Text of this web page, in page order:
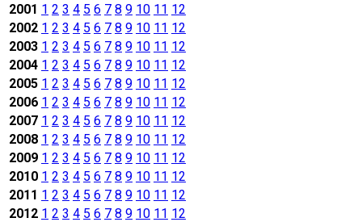
2001 1 2 3 4 5 6 7 8 9 10 11 12
2002 1 2 3 4 5 6 7 8 9 10 11 12
2003 1 2 3 4 5 6 7 8 9 10 11 12
2004 1 2 3 4 5 6 7 8 9 10 11 12
2005 1 2 3 4 5 6 7 8 9 10 11 12
2006 1 2 3 4 5 6 7 8 9 10 11 12
2007 1 2 3 4 5 6 7 8 9 10 11 12
2008 1 2 3 4 5 6 7 8 9 10 11 12
2009 1 2 3 4 5 6 7 8 9 10 11 12
2010 1 2 3 4 5 6 7 8 9 10 11 12
2011 1 2 3 4 5 6 7 8 9 10 11 12
2012 1 2 3 4 5 6 7 8 9 10 11 12